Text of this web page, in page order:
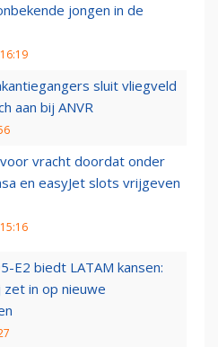
jongen in de
sluit vliegveld
aan bij ANVR
vracht doordat onder
en easyJet slots vrijgeven
E2 biedt LATAM kansen:
in op nieuwe